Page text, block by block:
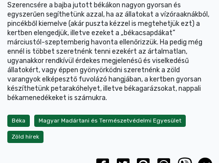
Szerencsére a bajba jutott békákon nagyon gyorsan és
egyszerűen segíthetünk azzal, ha az állatokat a vízóraaknákból,
pincékből kiemelve (akár puszta kézzel is megtehetjük ezt) a
kertben elengedjük, illetve ezeket a „békacsapdákat”
márciustól-szeptemberig havonta ellenőrizzük. Ha pedig még
ennél is többet szeretnénk tenni ezekért az ártalmatlan,
ugyanakkor rendkívül érdekes megjelenésű és viselkedésű
állatokért, vagy éppen gyönyörködni szeretnénk a zöld
varangyok elképesztő fuvolázó hangjában, a kertben gyorsan
készíthetünk petarakóhelyet, illetve békagarázsokat, nappali
békamenedékeket is számukra.
Béka Magyar Madártani és Természetvédelmi Egyesület
Zöld hírek